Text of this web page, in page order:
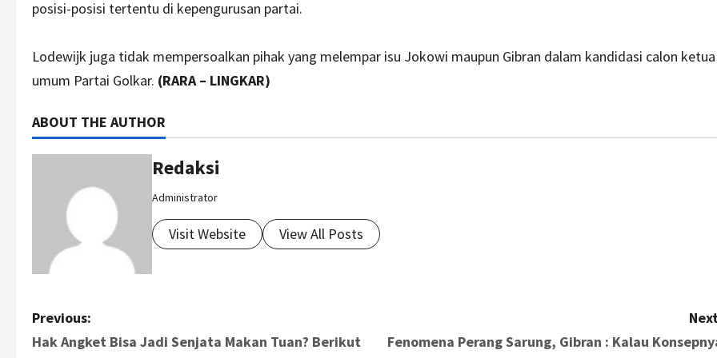
posisi-posisi tertentu di kepengurusan partai.
Lodewijk juga tidak mempersoalkan pihak yang melempar isu Jokowi maupun Gibran dalam kandidasi calon ketua
umum Partai Golkar. (RARA – LINGKAR)
ABOUT THE AUTHOR
Redaksi
Administrator
Visit Website View All Posts
P
Previous:
Hak Angket Bisa Jadi Senjata Makan Tuan? Berikut
Fenomena Perang Sarung, Gibran : Kalau